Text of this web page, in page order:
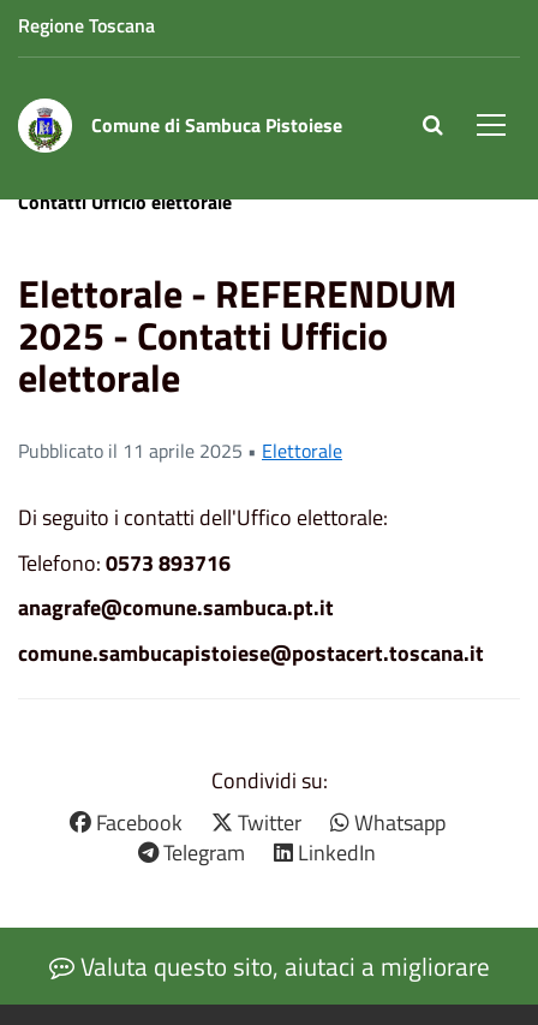
Regione Toscana
Comune di Sambuca Pistoiese site.searc
Contatti Ufficio elettorale
Elettorale - REFERENDUM
2025 - Contatti Ufficio
elettorale
Pubblicato il 11 aprile 2025 • Elettorale
Di seguito i contatti dell'Uffico elettorale:
Telefono:0573 893716
anagrafe@comune.sambuca.pt.it
comune.sambucapistoiese@postacert.toscana.it
Condividi su:
Facebook
Twitter
Whatsapp
Telegram
LinkedIn
Valuta questo sito, aiutaci a migliorare